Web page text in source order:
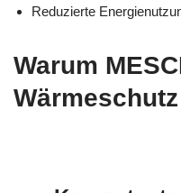
Reduzierte
Warum